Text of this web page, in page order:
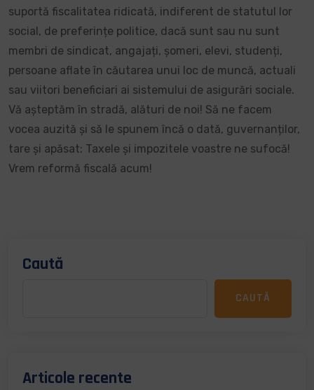
suportă fiscalitatea ridicată, indiferent de statutul lor
social, de preferințe politice, dacă sunt sau nu sunt
membri de sindicat, angajați, șomeri, elevi, studenți,
persoane aflate în căutarea unui loc de muncă, actuali
sau viitori beneficiari ai sistemului de asigurări sociale.
Vă așteptăm în stradă, alături de noi! Să ne facem
vocea auzită și să le spunem încă o dată, guvernanților,
tare și apăsat: Taxele și impozitele voastre ne sufocă!
Vrem reformă fiscală acum!
Caută
CAUTĂ
Articole recente